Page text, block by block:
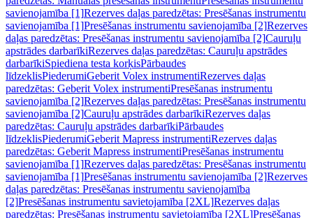
savienojamība [1]Rezerves daļas paredzētas: Presēšanas instrumentu
savienojamība [1]Presēšanas instrumentu savienojamība [2]Rezerves
daļas paredzētas: Presēšanas instrumentu savienojamība [2]Cauruļu
apstrādes darbarīkiRezerves daļas paredzētas: Cauruļu apstrādes
darbarīkiSpiediena testa korķisPārbaudes
līdzeklisPiederumiGeberit Volex instrumentiRezerves daļas
paredzētas: Geberit Volex instrumentiPresēšanas instrumentu
savienojamība [2]Rezerves daļas paredzētas: Presēšanas instrumentu
savienojamība [2]Cauruļu apstrādes darbarīkiRezerves daļas
paredzētas: Cauruļu apstrādes darbarīkiPārbaudes
līdzeklisPiederumiGeberit Mapress instrumentiRezerves daļas
paredzētas: Geberit Mapress instrumentiPresēšanas instrumentu
savienojamība [1]Rezerves daļas paredzētas: Presēšanas instrumentu
savienojamība [1]Presēšanas instrumentu savienojamība [2]Rezerves
daļas paredzētas: Presēšanas instrumentu savienojamība
[2]Presēšanas instrumentu savietojamība [2XL]Rezerves daļas
paredzētas: Presēšanas instrumentu savietojamība [2XL]Presēšanas